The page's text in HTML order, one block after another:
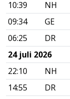
10:39
NH
09:34
GE
06:25
DR
24 juli 2026
22:10
NH
14:55
DR